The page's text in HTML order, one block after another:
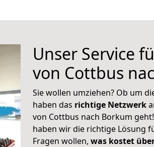
Unser Service
von Cottbus
Sie wollen umziehen? Ob um
haben das richtige Netzwerk
von Cottbus nach Borkum
haben wir die richtige Lösung
Fragen wollen, was kostet